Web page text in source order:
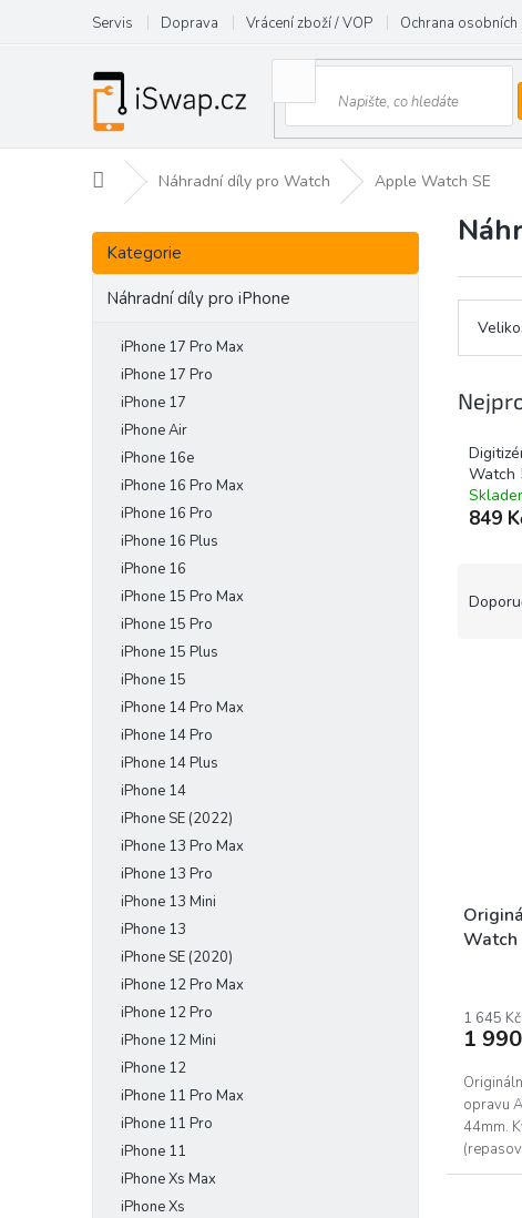
obsah
Servis Doprava Vrácení zboží / VOP Ochrana osobních
Domů Náhradní díly pro Watch Apple Watch SE
P
s
Přeskočit
kategorie
Kategorie
Náhradní díly pro iPhone
iPhone 17 Pro Max
iPhone 17 Pro
iPhone 17
iPhone Air
iPhone 16e
iPhone 16 Pro Max
iPhone 16 Pro
iPhone 16 Plus
iPhone 16
iPhone 15 Pro Max
iPhone 15 Pro
iPhone 15 Plus
iPhone 15
iPhone 14 Pro Max
iPhone 14 Pro
iPhone 14 Plus
iPhone 14
iPhone SE (2022)
iPhone 13 Pro Max
iPhone 13 Pro
iPhone 13 Mini
iPhone 13
iPhone SE (2020)
iPhone 12 Pro Max
iPhone 12 Pro
iPhone 12 Mini
iPhone 12
iPhone 11 Pro Max
iPhone 11 Pro
iPhone 11
iPhone Xs Max
iPhone Xs
Watch
849
k
tWatch
je
z
5
1 645
1
opravu
44mm.
panel s